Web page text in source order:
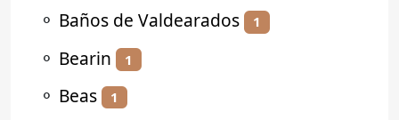
⚬ Baños de Valdearados 1
⚬ Bearin 1
⚬ Beas 1